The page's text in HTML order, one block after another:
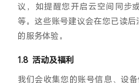
议，如提醒您开启云空间同步
等。这些账号建议会在您已读
的服务体验。
活动及福利
我们会收集您的账号信息、设